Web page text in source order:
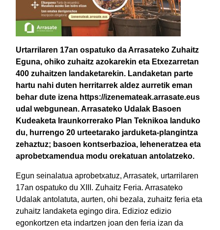
Urtarrilaren 17an ospatuko da Arrasateko Zuhaitz
Eguna, ohiko zuhaitz azokarekin eta Etxezarretan
400 zuhaitzen landaketarekin. Landaketan parte
hartu nahi duten herritarrek aldez aurretik eman
behar dute izena https://izenemateak.arrasate.eus
udal webgunean. Arrasateko Udalak Basoen
Kudeaketa Iraunkorrerako Plan Teknikoa landuko
du, hurrengo 20 urteetarako jarduketa-plangintza
zehaztuz; basoen kontserbazioa, leheneratzea eta
aprobetxamendua modu orekatuan antolatzeko.
Egun seinalatua aprobetxatuz, Arrasatek, urtarrilaren
17an ospatuko du XIII. Zuhaitz Feria. Arrasateko
Udalak antolatuta, aurten, ohi bezala, zuhaitz feria eta
zuhaitz landaketa egingo dira. Edizioz edizio
egonkortzen eta indartzen joan den feria izan da